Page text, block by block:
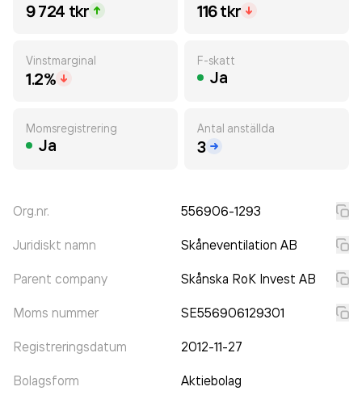
9 724 tkr 116 tkr
Vinstmarginal
1.2%
F-skatt
Ja
Momsregistrering
Ja
Antal anställda
3
Org.nr. 556906-1293
Juridiskt namn Skåneventilation AB
Parent company Skånska RoK Invest AB
Moms nummer SE556906129301
Registreringsdatum 2012-11-27
Bolagsform Aktiebolag